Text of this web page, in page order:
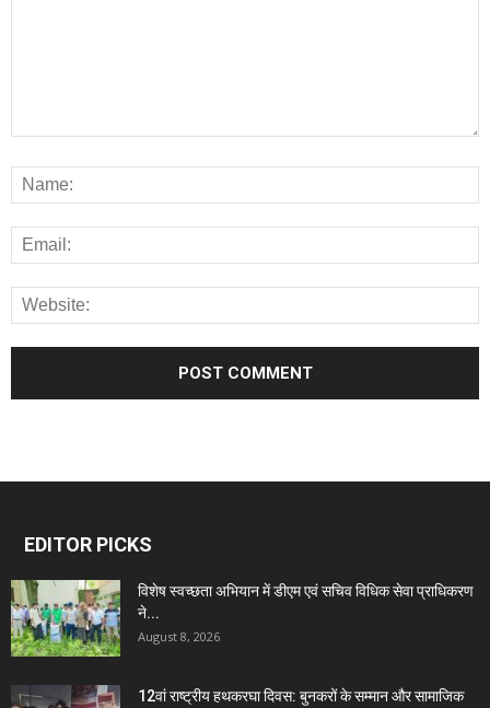
EDITOR PICKS
विशेष स्वच्छता अभियान में डीएम एवं सचिव विधिक सेवा प्राधिकरण
ने...
August 8, 2026
12वां राष्ट्रीय हथकरघा दिवस: बुनकरों के सम्मान और सामाजिक